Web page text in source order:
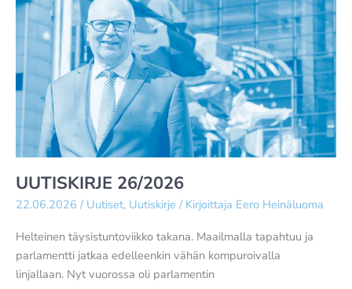
UUTISKIRJE 26/2026
22.06.2026 / Uutiset, Uutiskirje / Kirjoittaja Eero Heinäluoma
Helteinen täysistuntoviikko takana. Maailmalla tapahtuu ja
parlamentti jatkaa edelleenkin vähän kompuroivalla
linjallaan. Nyt vuorossa oli parlamentin